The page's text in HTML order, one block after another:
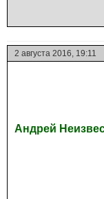
2 августа 2016, 19:11
Андрей